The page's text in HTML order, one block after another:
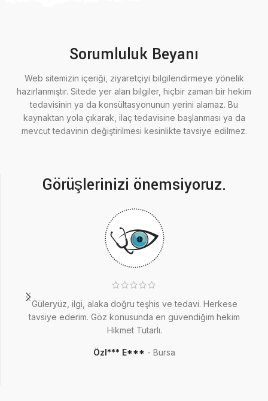
Sorumluluk Beyanı
Web sitemizin içeriği, ziyaretçiyi bilgilendirmeye yönelik
hazırlanmıştır. Sitede yer alan bilgiler, hiçbir zaman bir hekim
tedavisinin ya da konsültasyonunun yerini alamaz. Bu
kaynaktan yola çıkarak, ilaç tedavisine başlanması ya da
mevcut tedavinin değiştirilmesi kesinlikte tavsiye edilmez.
Görüşlerinizi önemsiyoruz.
Güleryüz, ilgi, alaka doğru teşhis ve tedavi. Herkese
tavsiye ederim. Göz konusunda en güvendiğim hekim
Hikmet Tutarlı.
Özl*** E*** Bursa